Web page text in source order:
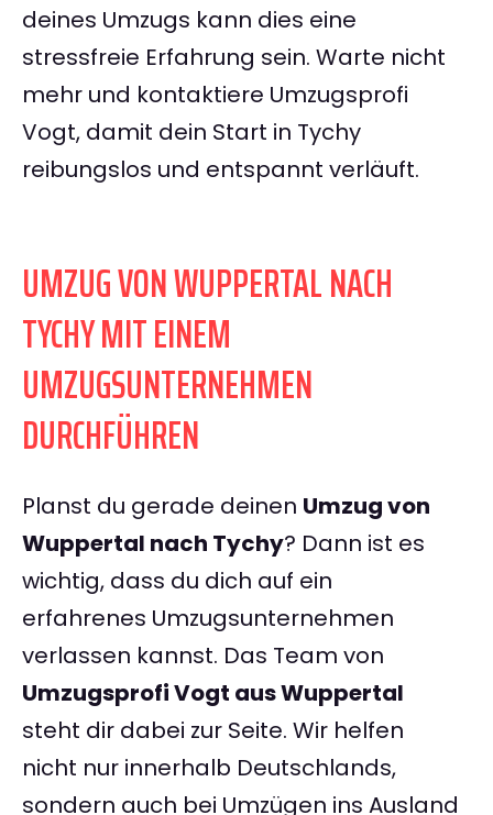
deines Umzugs kann dies eine
stressfreie Erfahrung sein. Warte nicht
mehr und kontaktiere Umzugsprofi
Vogt, damit dein Start in Tychy
reibungslos und entspannt verläuft.
UMZUG VON WUPPERTAL NACH
TYCHY MIT EINEM
UMZUGSUNTERNEHMEN
DURCHFÜHREN
Planst du gerade deinen Umzug von
Wuppertal nach Tychy? Dann ist es
wichtig, dass du dich auf ein
erfahrenes Umzugsunternehmen
verlassen kannst. Das Team von
Umzugsprofi Vogt aus Wuppertal
steht dir dabei zur Seite. Wir helfen
nicht nur innerhalb Deutschlands,
sondern auch bei Umzügen ins Ausland